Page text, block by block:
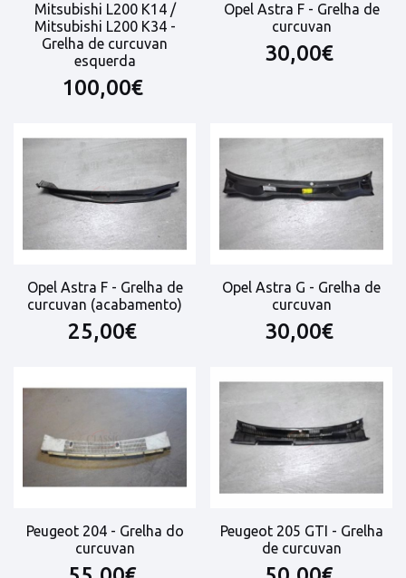
Mitsubishi L200 K14 /
Mitsubishi L200 K34 -
Grelha de curcuvan
esquerda
100,00€
Opel Astra F - Grelha de
curcuvan
30,00€
Opel Astra F - Grelha de
curcuvan (acabamento)
25,00€
Opel Astra G - Grelha de
curcuvan
30,00€
Peugeot 204 - Grelha do
curcuvan
Peugeot 205 GTI - Grelha
de curcuvan